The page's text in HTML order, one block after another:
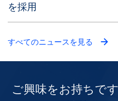
を採用
すべてのニュースを見る
ご興味をお持ちで